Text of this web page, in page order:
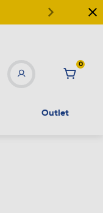
0
Outlet